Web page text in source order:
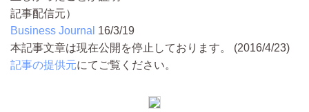
記事配信元）
Business Journal 16/3/19
本記事文章は現在公開を停止しております。 (2016/4/23)
記事の提供元にてご覧ください。